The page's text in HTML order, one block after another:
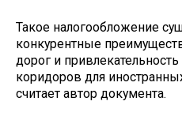
Такое налогообложение
конкурентные
дорог и
коридоров для
считает автор документа.